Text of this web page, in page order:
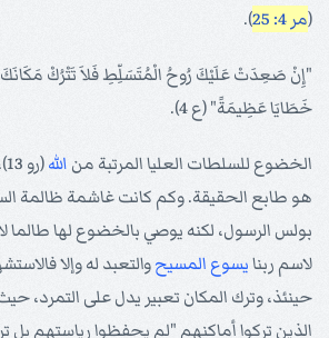
(مر 4: 25 ).
"إِنْ صَعِدَتْ عَلَيْكَ رُوحُ الْمُتَسَلِّطِ فَلاَ تَتْرُكْ مَكَانَكَ
خَطَايَا عَظِيمَةً" (ع 4).
الخضوع للسلطات العليا المرتبة من الله
هو طابع الحقيقة. وكم كانت غاشمة ظالمة
بولس الرسول، لكنه يوصي بالخضوع لها طالما
لاسم ربنايسوع المسيحوالتعبد له وإلا
حينئذ، وترك المكان تعبير يدل على التمرد،
الذين تركوا أماكنهم "لم يحفظوا رياستهم